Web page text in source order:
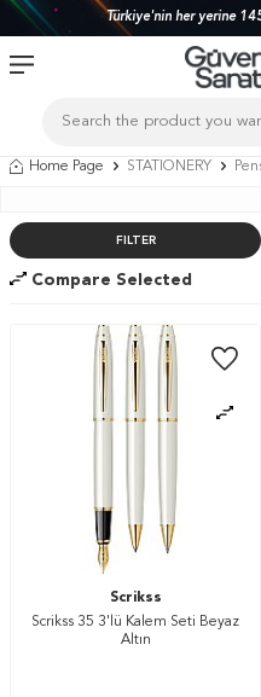
Türkiye'nin her yerine
Home Page STATIONERY
FILTER
Compare Selected
Scrikss
Scrikss 35 3'lü Kalem Seti Beyaz
Altın